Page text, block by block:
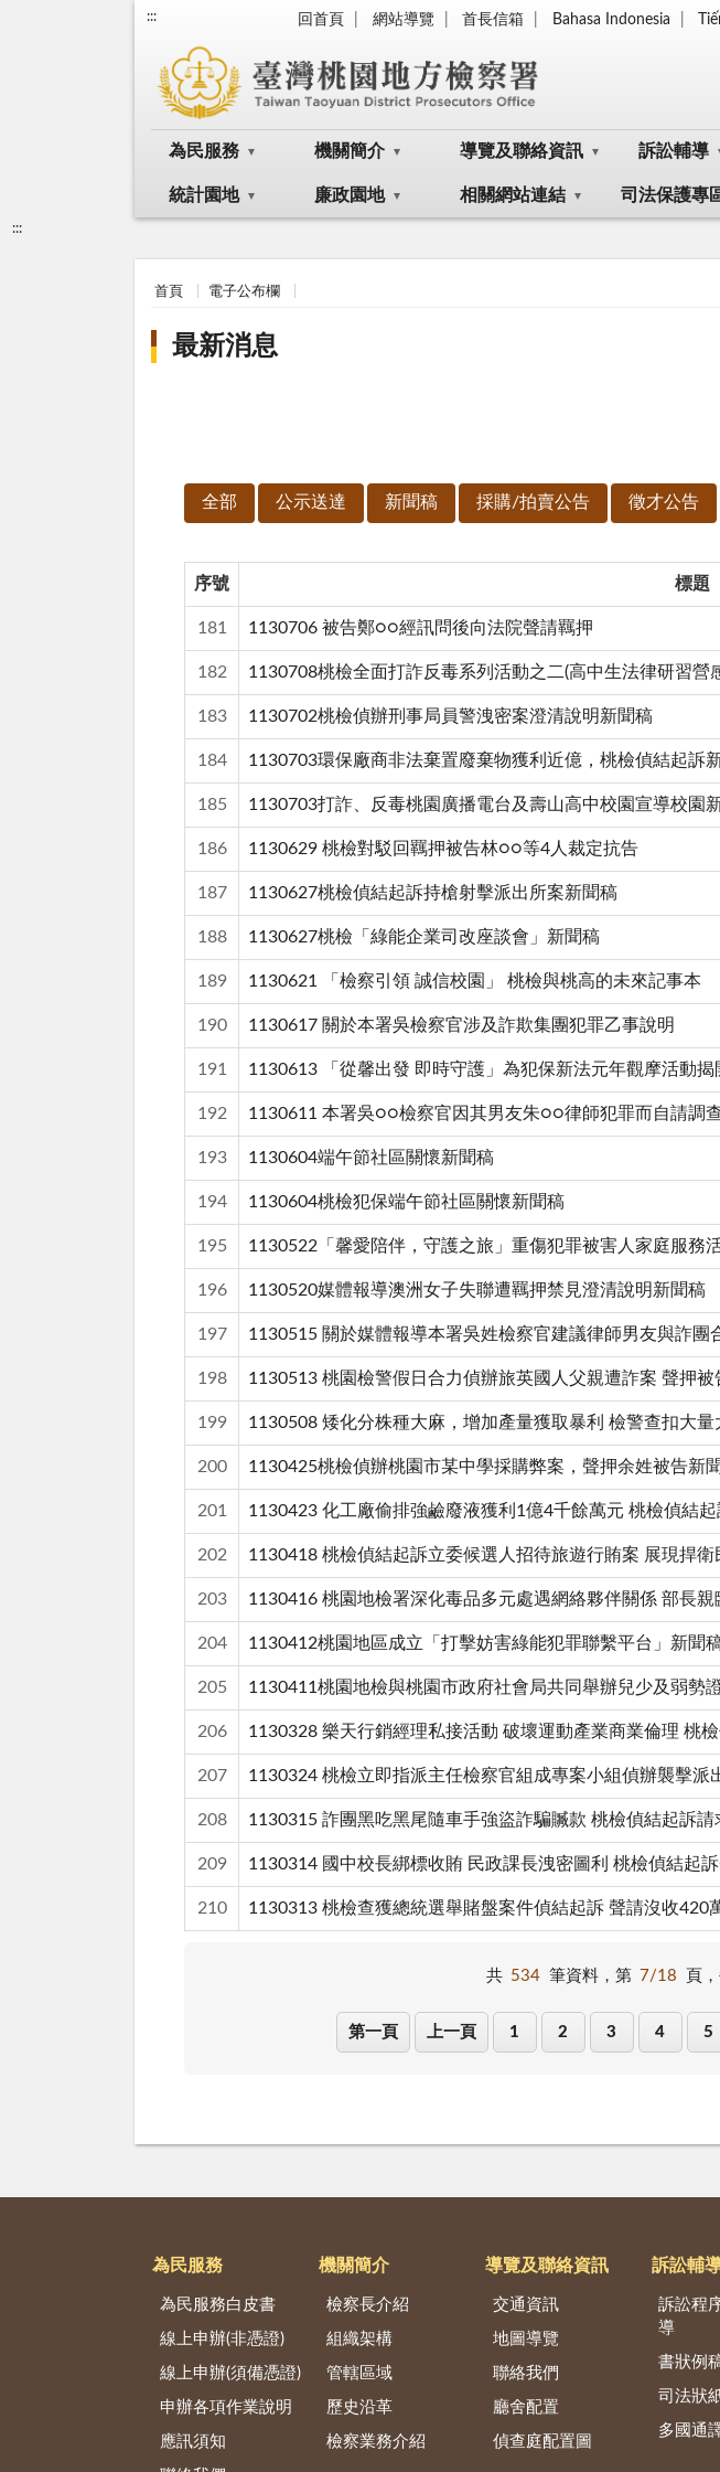
::: 回首頁 網站導覽 首長信箱 Bahasa Indonesia
為民服務 機關簡介 導覽及聯絡資訊 訴訟輔導
統計園地 廉政園地 相關網站連結 司法保護專
:::
首頁 電子公布欄
最新消息
全部 公示送達 新聞稿 採購/拍賣公告 徵才公告
序號 標題
181 1130706 被告鄭○○經訊問後向法院聲請羈押
182 1130708桃檢全面打詐反毒系列活動之二(高中生法律研習營
183 1130702桃檢偵辦刑事局員警洩密案澄清說明新聞稿
184 1130703環保廠商非法棄置廢棄物獲利近億，桃檢偵結起訴
185 1130703打詐、反毒桃園廣播電台及壽山高中校園宣導校園
186 1130629 桃檢對駁回羈押被告林○○等4人裁定抗告
187 1130627桃檢偵結起訴持槍射擊派出所案新聞稿
188 1130627桃檢「綠能企業司改座談會」新聞稿
189 1130621 「檢察引領 誠信校園」 桃檢與桃高的未來記事本
190 1130617 關於本署吳檢察官涉及詐欺集團犯罪乙事說明
191 1130613 「從馨出發 即時守護」為犯保新法元年觀摩活動揭
192 1130611 本署吳○○檢察官因其男友朱○○律師犯罪而自請調
193 1130604端午節社區關懷新聞稿
194 1130604桃檢犯保端午節社區關懷新聞稿
195 1130522「馨愛陪伴，守護之旅」重傷犯罪被害人家庭服務
196 1130520媒體報導澳洲女子失聯遭羈押禁見澄清說明新聞稿
197 1130515 關於媒體報導本署吳姓檢察官建議律師男友與詐團
198 1130513 桃園檢警假日合力偵辦旅英國人父親遭詐案 聲押
199 1130508 矮化分株種大麻，增加產量獲取暴利 檢警查扣大
200 1130425桃檢偵辦桃園市某中學採購弊案，聲押余姓被告新
201 1130423 化工廠偷排強鹼廢液獲利1億4千餘萬元 桃檢偵結
202 1130418 桃檢偵結起訴立委候選人招待旅遊行賄案 展現捍衛
203 1130416 桃園地檢署深化毒品多元處遇網絡夥伴關係 部長
204 1130412桃園地區成立「打擊妨害綠能犯罪聯繫平台」新聞
205 1130411桃園地檢與桃園市政府社會局共同舉辦兒少及弱勢
206 1130328 樂天行銷經理私接活動 破壞運動產業商業倫理 桃
207 1130324 桃檢立即指派主任檢察官組成專案小組偵辦襲擊
208 1130315 詐團黑吃黑尾隨車手強盜詐騙贓款 桃檢偵結起訴請
209 1130314 國中校長綁標收賄 民政課長洩密圖利 桃檢偵結起
210 1130313 桃檢查獲總統選舉賭盤案件偵結起訴 聲請沒收420
共 534 筆資料，第 7/18 頁，
第一頁 上一頁 1 2 3 4 5
為民服務
為民服務白皮書
線上申辦(非憑證)
線上申辦(須備憑證)
申辦各項作業說明
應訊須知
機關簡介
檢察長介紹
組織架構
管轄區域
歷史沿革
檢察業務介紹
導覽及聯絡資訊
交通資訊
地圖導覽
聯絡我們
廳舍配置
偵查庭配置圖
訴訟輔
訴訟程
導
書狀例
司法狀
多國通